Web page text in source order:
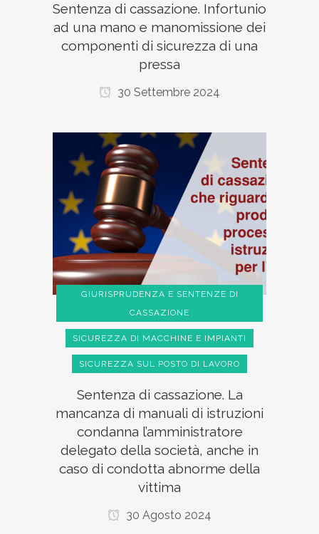
Sentenza di cassazione. Infortunio
ad una mano e manomissione dei
componenti di sicurezza di una
pressa
30 Settembre 2024
GIURISPRUDENZA E SENTENZE DI
CASSAZIONE
SICUREZZA DI MACCHINE E IMPIANTI
SICUREZZA SUL POSTO DI LAVORO
Sentenza di cassazione. La
mancanza di manuali di istruzioni
condanna l’amministratore
delegato della società, anche in
caso di condotta abnorme della
vittima
30 Agosto 2024